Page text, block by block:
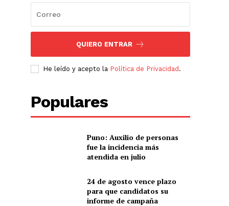
QUIERO ENTRAR
He leído y acepto la Política de Privacidad .
Populares
Puno: Auxilio de personas
fue la incidencia más
atendida en julio
24 de agosto vence plazo
para que candidatos su
informe de campaña